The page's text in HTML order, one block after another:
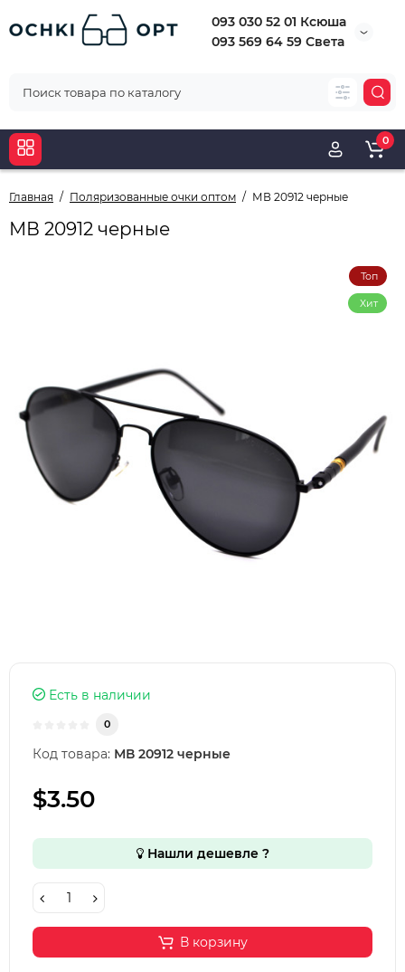
093 030 52 01 Ксюша
093 569 64 59 Света
0
Главная Поляризованные очки оптом МВ 20912 черные
МВ 20912 черные
Топ
Хит
Есть в наличии
0
Код товара: МВ 20912 черные
$3.50
Нашли дешевле ?
В корзину